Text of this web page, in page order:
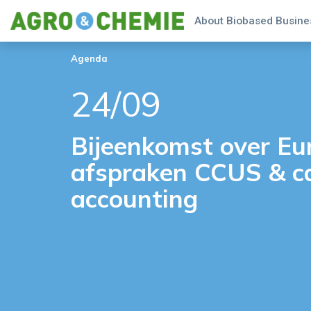
About Biobased
Agenda
24/09
Bijeenkomst over
afspraken CCUS &
accounting